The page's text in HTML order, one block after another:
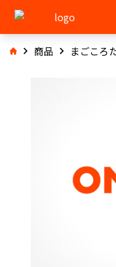
商品 まごころ